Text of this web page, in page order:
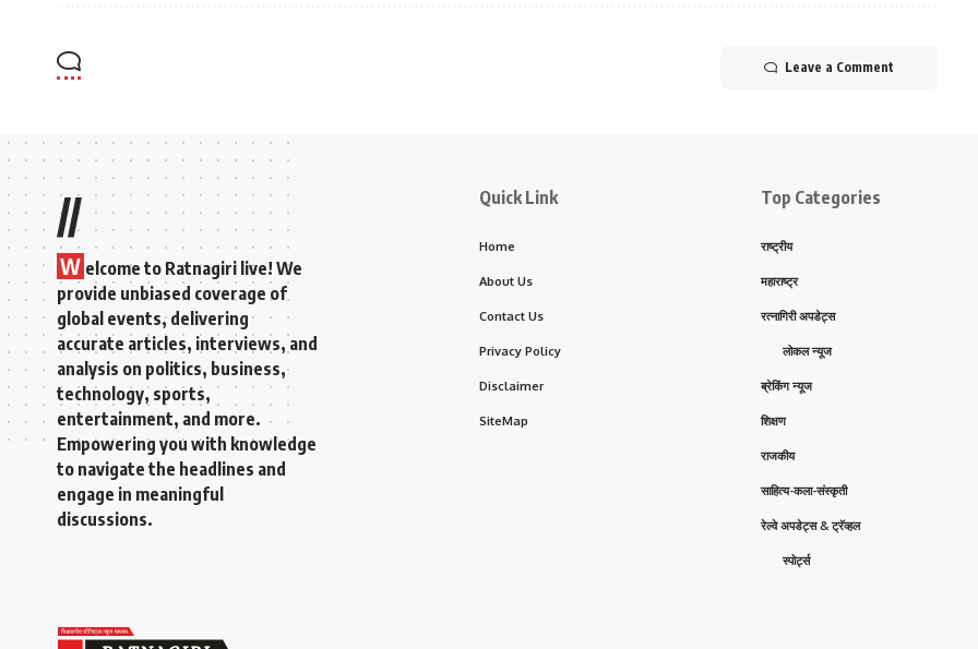
Leave a Comment
//
W elcome to Ratnagiri live! We
provide unbiased coverage of
global events, delivering
accurate articles, interviews, and
analysis on politics, business,
technology, sports,
entertainment, and more.
Empowering you with knowledge
to navigate the headlines and
engage in meaningful
discussions.
Quick Link
Home
About Us
Contact Us
Privacy Policy
Disclaimer
SiteMap
Top Categories
राष्ट्रीय
महाराष्ट्र
रत्नागिरी अपडेट्स
लोकल न्यूज
ब्रेकिंग न्यूज
शिक्षण
राजकीय
साहित्य-कला-संस्कृती
रेल्वे अपडेट्स & ट्रॅव्हल
स्पोर्ट्स